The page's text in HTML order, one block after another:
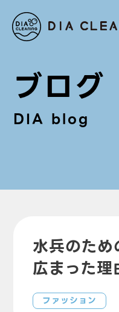
ブログ
DIA blog
水兵のた
広まった理
ファッション